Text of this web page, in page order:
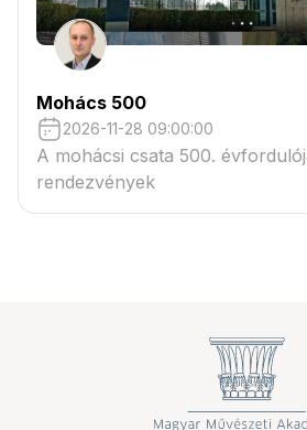
Mohács 500
2026-11-28 09:00:00
A mohácsi csata 500.
rendezvények